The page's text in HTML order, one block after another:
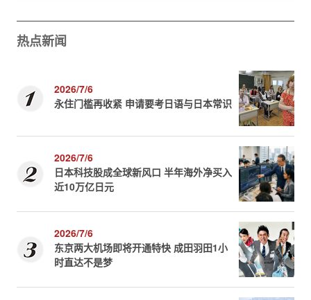
热点新闻
2026/7/6
永住门槛再收紧 申请要考日语与日本常识
2026/7/6
日本科技股成全球新风口 半年海外净买入
近10万亿日元
2026/7/6
东京两大机场即将开通特快 成田羽田1小
时直达不是梦